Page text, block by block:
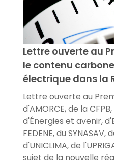
Lettre ouverte au
le contenu
électrique dans la
Lettre ouverte au
d'AMORCE, de la
d'Énergies et avenir,
FEDENE, du SYNASAV,
d'UNICLIMA, de